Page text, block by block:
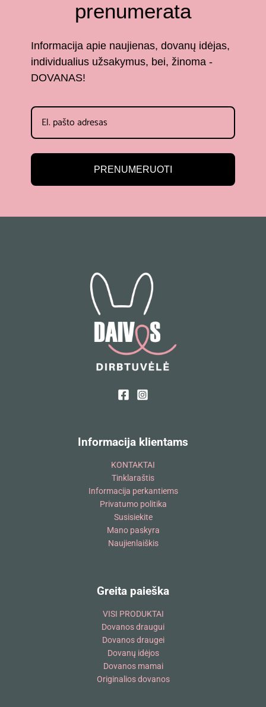
prenumerata
Informacija apie naujienas, dovanų idėjas,
individualius užsakymus, bei, žinoma -
DOVANAS!
PRENUMERUOTI
Informacija klientams
KONTAKTAI
Tinklaraštis
Informacija perkantiems
Privatumo politika
Susisiekite
Mano paskyra
Naujienlaiškis
Greita paieška
VISI PRODUKTAI
Dovanos draugui
Dovanos draugei
Dovanų idėjos
Dovanos mamai
Originalios dovanos